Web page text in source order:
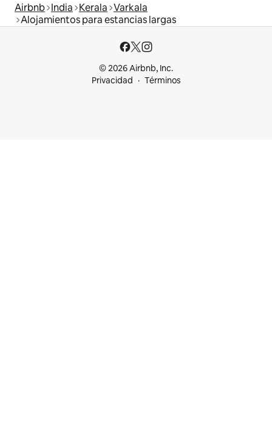
Airbnb India Kerala Varkala
Alojamientos para estancias largas
© 2026 Airbnb, Inc.
Privacidad
Términos